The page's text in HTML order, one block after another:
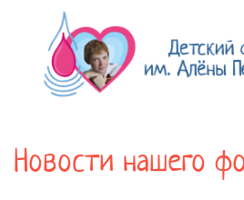
Новости нашего